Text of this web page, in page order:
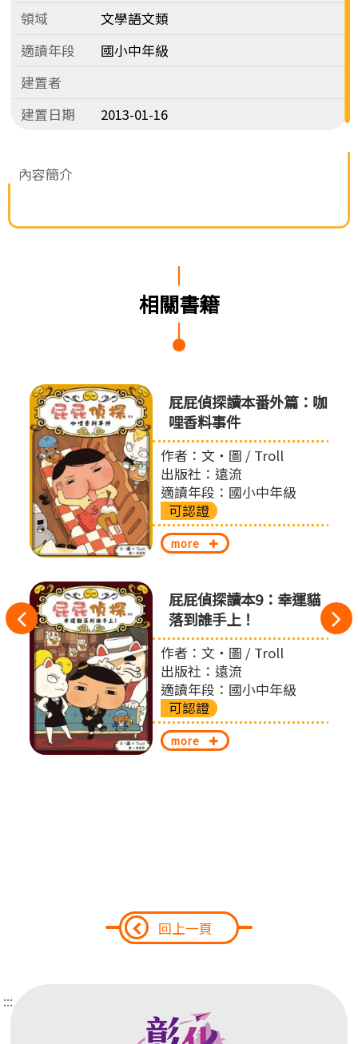
領域
文學語文類
適讀年段
國小中年級
建置者
建置日期
2013-01-16
內容簡介
相關書籍
往
左
切
換
節
屁屁偵探讀本番外篇：咖
哩香料事件
作者：文‧圖 / Troll
出版社：遠流
適讀年段：國小中年級
可認證
more
屁屁偵探讀本9：幸運貓
落到誰手上！
作者：文‧圖 / Troll
出版社：遠流
適讀年段：國小中年級
可認證
more
回上一頁
:::